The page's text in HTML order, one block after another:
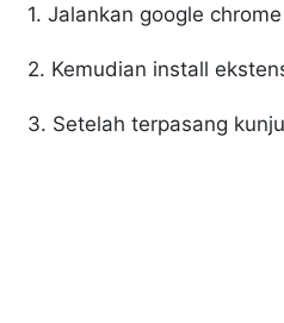
1. Jalankan google
2. Kemudian install
3. Setelah terpasang